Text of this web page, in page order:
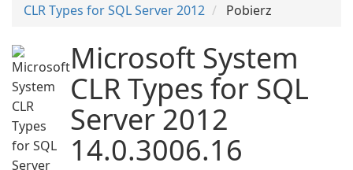
CLR Types for SQL Server 2012
Pobierz
Microsoft System
CLR Types for SQL
Server 2012
14.0.3006.16